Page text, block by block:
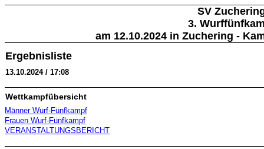
SV
3.
am 12.10.2024 in Zuchering -
Ergebnisliste
13.10.2024 / 17:08
Wettkampfübersicht
Männer Wurf-Fünfkampf
Frauen Wurf-Fünfkampf
VERANSTALTUNGSBERICHT